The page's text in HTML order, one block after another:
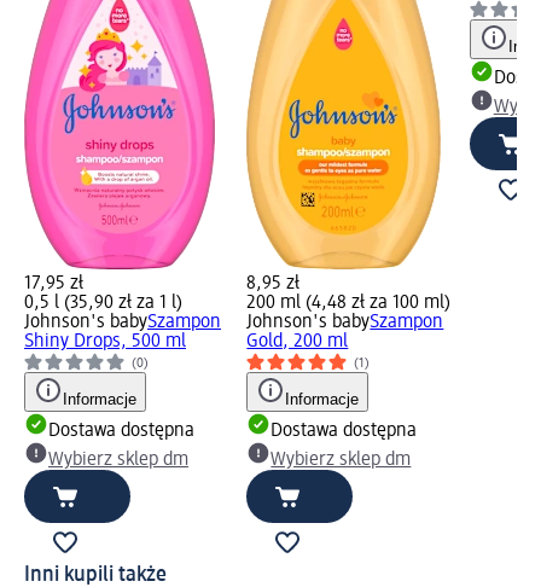
17,95 zł
0,5 l (35,90 zł za 1 l)
Johnson's babySzampon
Shiny Drops, 500 ml
(0)
Informacje
Dostawa dostępna
Wybierz sklep dm
8,95 zł
200 ml (4,48 zł za 100 ml)
Johnson's babySzampon
Gold, 200 ml
(1)
Informacje
Dostawa dostępna
Wybierz sklep dm
Inni kupili także